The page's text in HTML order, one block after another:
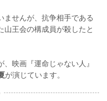
ませんが、抗争相手である
王会の構成員が殺したと
映画『運命じゃない人』
が演じています。